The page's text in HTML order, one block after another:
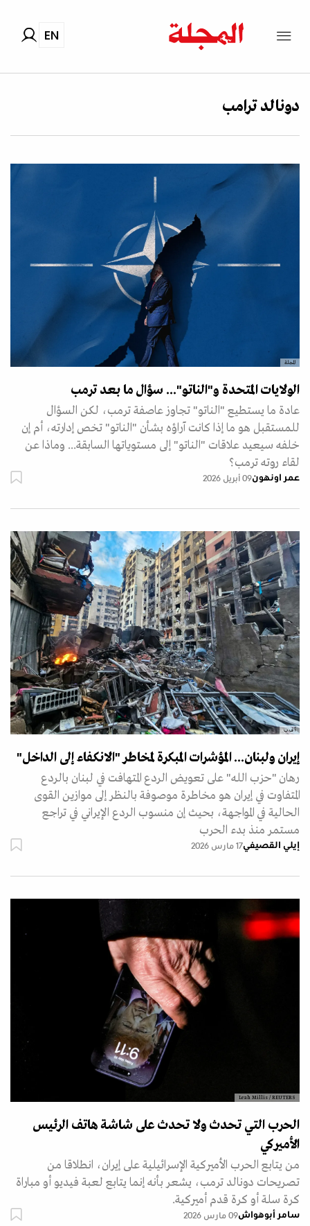
EN
دونالد ترامب
المجلة
الولايات المتحدة و"الناتو"... سؤال ما بعد ترمب
عادة ما يستطيع "الناتو" تجاوز عاصفة ترمب، لكن السؤال
للمستقبل هو ما إذا كانت آراؤه بشأن "الناتو" تخص إدارته، أم إن
خلفه سيعيد علاقات "الناتو" إلى مستوياتها السابقة... وماذا عن
لقاء روته ترمب؟
عمر اونهون09 أبريل 2026
أ ف ب
إيران ولبنان... المؤشرات المبكرة لمخاطر "الانكفاء إلى الداخل"
رهان "حزب الله" على تعويض الردع المتهافت في لبنان بالردع
المتفاوت في إيران هو مخاطرة موصوفة بالنظر إلى موازين القوى
الحالية في المواجهة، بحيث إن منسوب الردع الإيراني في تراجع
مستمر منذ بدء الحرب
إيلي القصيفي17 مارس 2026
Leah Millis / REUTERS
الحرب التي تحدث ولا تحدث على شاشة هاتف الرئيس
الأميركي
من يتابع الحرب الأميركية الإسرائيلية على إيران، انطلاقا من
تصريحات دونالد ترمب، يشعر بأنه إنما يتابع لعبة فيديو أو مباراة
كرة سلة أو كرة قدم أميركية.
سامر أبوهواش09 مارس 2026